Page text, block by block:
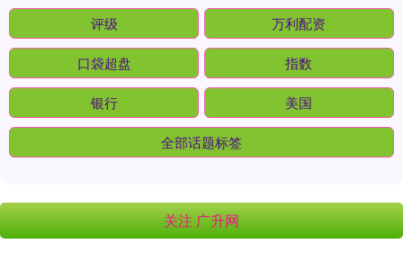
评级 万利配资
口袋超盘 指数
银行 美国
全部话题标签
关注 广升网